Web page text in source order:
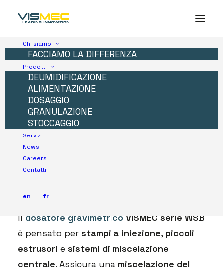
Chi siamo
FACCIAMO LA DIFFERENZA
Prodotti
DEUMIDIFICAZIONE
ALIMENTAZIONE
DOSAGGIO
GRANULAZIONE
STOCCAGGIO
Servizi
News
Careers
Contatti
en fr
Dosatore
gravimetrico
Il dosatore gravimetrico VISMEC serie WSB
è pensato per stampi a iniezione, piccoli
estrusori e sistemi di miscelazione
centrale. Assicura una miscelazione del